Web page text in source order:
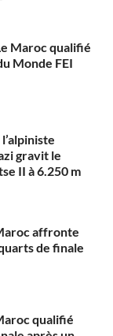
Maroc qualifié
Monde FEI
gravit le
II à 6.250 m
affronte
de finale
qualifié